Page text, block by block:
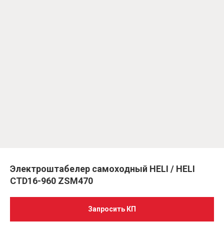
Электроштабелер самоходный HELI / HELI
CTD16-960 ZSM470
Запросить КП